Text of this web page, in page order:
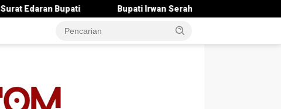
Bupati Irwan Serahkan Rancangan KUA-PPAS 2027 , Pendapatan